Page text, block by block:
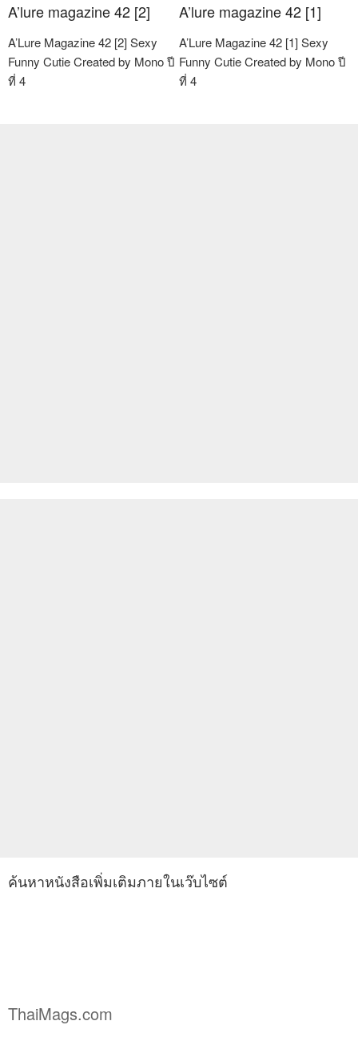
A’lure magazine 42 [2]
A’Lure Magazine 42 [2] Sexy
Funny Cutie Created by Mono ปี
ที่ 4
A’lure magazine 42 [1]
A’Lure Magazine 42 [1] Sexy
Funny Cutie Created by Mono ปี
ที่ 4
ค้นหาหนังสือเพิ่มเติมภายในเว๊บไซต์
ThaiMags.com